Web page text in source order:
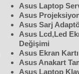
Asus Laptop
Asus
Asus Sarj
Asus Lcd,Led
Değişimi
Asus Ekran
Asus Anakart
Asus Laptop